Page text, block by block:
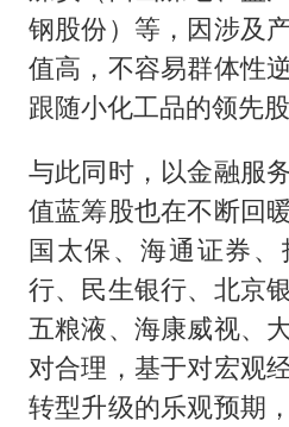
钢股份）等，因涉及
值高，不容易群体性
跟随小化工品的领先
与此同时，以金融服
值蓝筹股也在不断回
国太保、海通证券
行、民生银行、北京
五粮液、海康威视、
对合理，基于对宏观
转型升级的乐观预期